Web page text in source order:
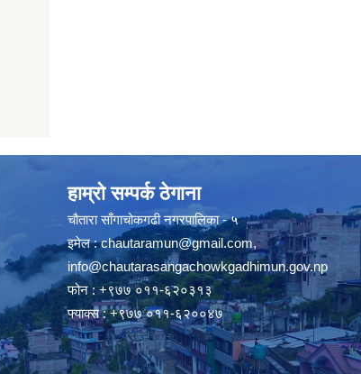
हाम्रो सम्पर्क ठेगाना
चौतारा साँगाचोकगढी नगरपालिका - ५
इमेल :chautaramun@gmail.com,
info@chautarasangachowkgadhimun.gov.np
फोन : +९७७ ०११-६२०३१३
फ्याक्स : +९७७ ०११-६२००४७